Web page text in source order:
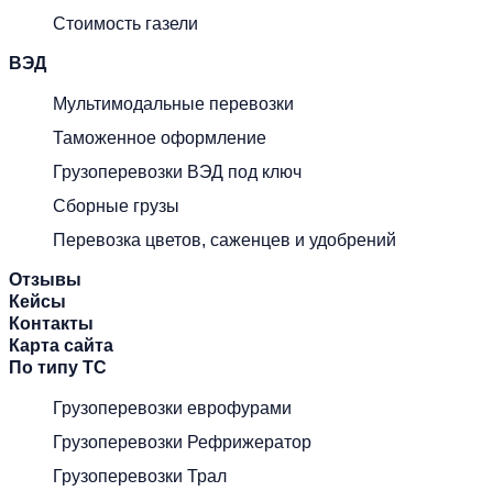
Стоимость газели
ВЭД
Мультимодальные перевозки
Таможенное оформление
Грузоперевозки ВЭД под ключ
Сборные грузы
Перевозка цветов, саженцев и удобрений
Отзывы
Кейсы
Контакты
Карта сайта
По типу ТС
Грузоперевозки еврофурами
Грузоперевозки Рефрижератор
Грузоперевозки Трал